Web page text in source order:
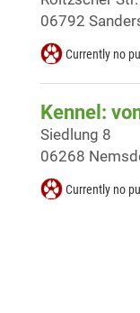
06792
Currently no
Kennel:
Siedlung 8
06268
Currently no